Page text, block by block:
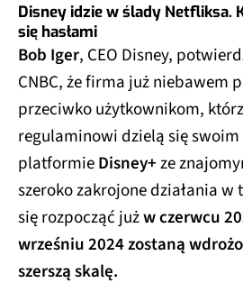
Disney idzie w ślady Netfliksa.
się hasłami
Bob Iger, CEO Disney,
CNBC, że firma już niebawem
przeciwko użytkownikom,
regulaminowi dzielą się
platformieDisney+ze
szeroko zakrojone działania
się rozpocząć jużw czerwcu
wrześniu 2024 zostaną
szerszą skalę.